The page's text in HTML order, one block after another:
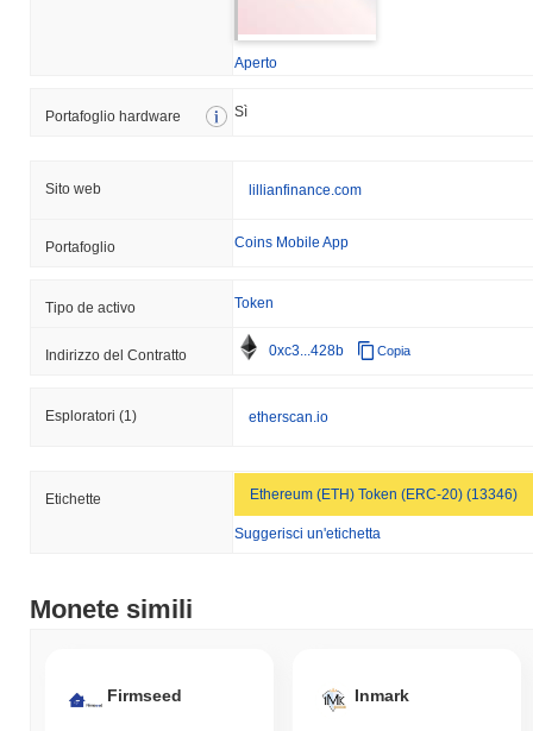
Aperto
Portafoglio hardware Sì
Sito web lillianfinance.com
Portafoglio Coins Mobile App
Tipo de activo Token
Indirizzo del Contratto 0xc3...428b Copia
Esploratori (1) etherscan.io
Etichette Ethereum (ETH) Token (ERC-20) (13346)
Suggerisci un'etichetta
Monete simili
Firmseed Inmark